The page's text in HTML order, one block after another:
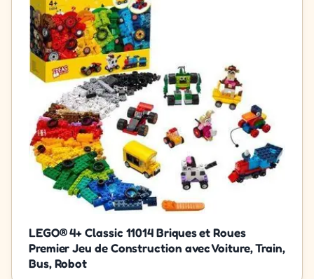
LEGO® 4+ Classic 11014 Briques et Roues
Premier Jeu de Construction avec Voiture, Train,
Bus, Robot